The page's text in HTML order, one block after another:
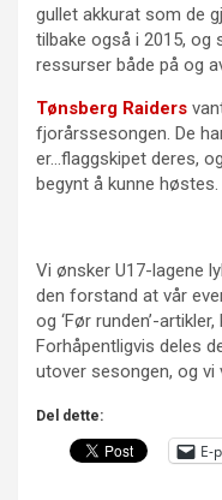
gullet akkurat som de
tilbake også i 2015, og
ressurser både på og
Tønsberg Raiders
fjorårssesongen. De
er…flaggskipet deres,
begynt å kunne høstes.
Vi ønsker U17-lagene
den forstand at vår
og ‘Før runden’-
Forhåpentligvis deles
utover sesongen, og
Del dette:
E-